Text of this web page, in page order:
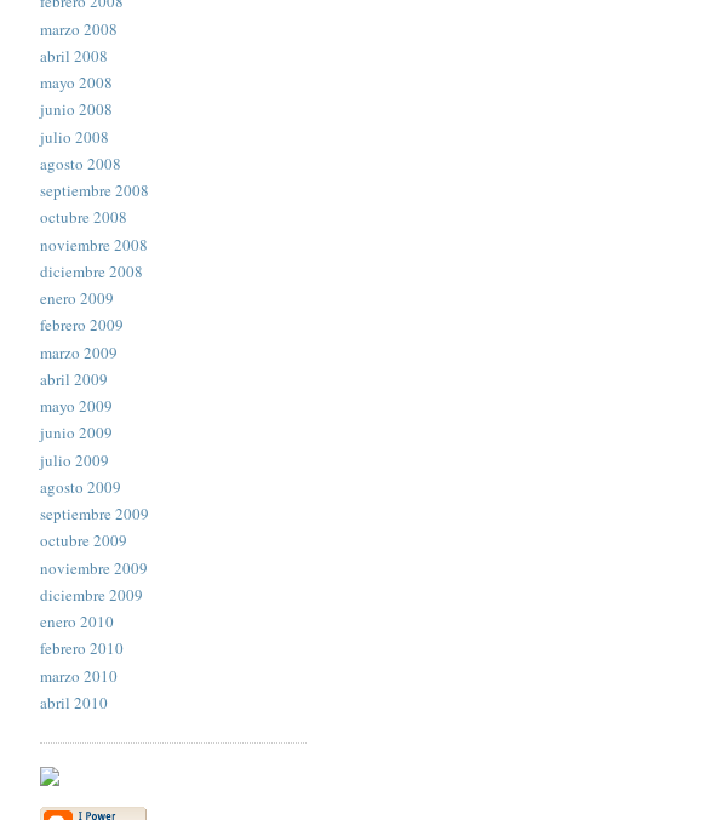
marzo 2008
abril 2008
mayo 2008
junio 2008
julio 2008
agosto 2008
septiembre 2008
octubre 2008
noviembre 2008
diciembre 2008
enero 2009
febrero 2009
marzo 2009
abril 2009
mayo 2009
junio 2009
julio 2009
agosto 2009
septiembre 2009
octubre 2009
noviembre 2009
diciembre 2009
enero 2010
febrero 2010
marzo 2010
abril 2010